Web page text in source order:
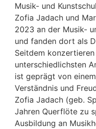
Musik- und
Zofia Jadach und
2023 an der Musik-
und fanden dort als
Seitdem
unterschiedlichsten
ist geprägt von
Verständnis und
Zofia Jadach (geb.
Jahren Querflöte zu
Ausbildung an